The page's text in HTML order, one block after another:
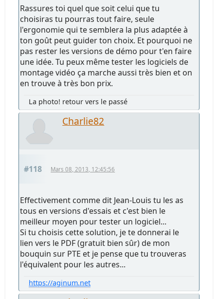
Rassures toi quel que soit celui que tu
choisiras tu pourras tout faire, seule
l'ergonomie qui te semblera la plus adaptée à
ton goût peut guider ton choix. Et pourquoi ne
pas rester les versions de démo pour t'en faire
une idée. Tu peux même tester les logiciels de
montage vidéo ça marche aussi très bien et on
en trouve à très bon prix.
La photo! retour vers le passé
Charlie82
#118 Mars 08, 2013, 12:45:56
Effectivement comme dit Jean-Louis tu les as
tous en versions d'essais et c'est bien le
meilleur moyen pour tester un logiciel...
Si tu choisis cette solution, je te donnerai le
lien vers le PDF (gratuit bien sûr) de mon
bouquin sur PTE et je pense que tu trouveras
l'équivalent pour les autres...
https://aginum.net